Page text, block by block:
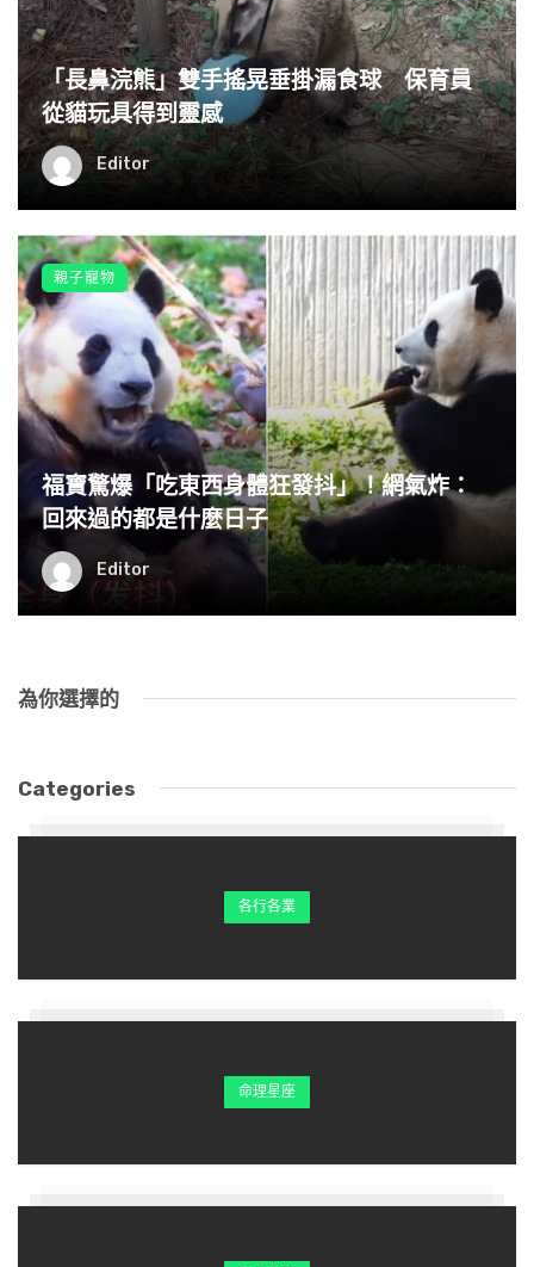
「長鼻浣熊」雙手搖晃垂掛漏食球 保育員
從貓玩具得到靈感
Editor
福寶驚爆「吃東西身體狂發抖」！網氣炸：
回來過的都是什麼日子
Editor
親子寵物
為你選擇的
Categories
各行各業
命理星座